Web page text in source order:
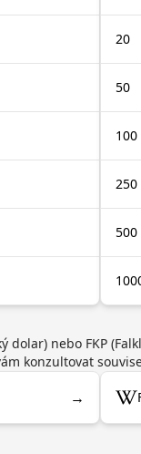
20
50
100
250
500
dolar) nebo FKP
konzultovat
→